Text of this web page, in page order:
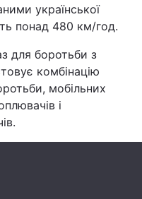
української
понад 480 км/год.
для боротьби з
комбінацію
мобільних
і